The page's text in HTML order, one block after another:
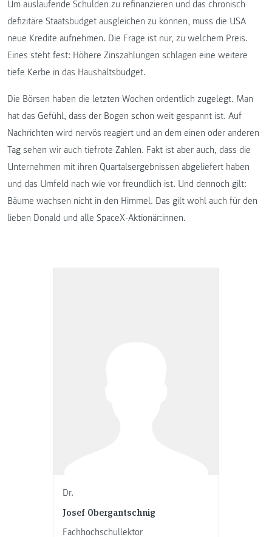
Dr.
Josef Obergantschnig
Fachhochschullektor
Um auslaufende Schulden zu refinanzieren und das chronisch
defizitäre Staatsbudget ausgleichen zu können, muss die USA
neue Kredite aufnehmen. Die Frage ist nur, zu welchem Preis.
Eines steht fest: Höhere Zinszahlungen schlagen eine weitere
tiefe Kerbe in das Haushaltsbudget.
Die Börsen haben die letzten Wochen ordentlich zugelegt. Man
hat das Gefühl, dass der Bogen schon weit gespannt ist. Auf
Nachrichten wird nervös reagiert und an dem einen oder anderen
Tag sehen wir auch tiefrote Zahlen. Fakt ist aber auch, dass die
Unternehmen mit ihren Quartalsergebnissen abgeliefert haben
und das Umfeld nach wie vor freundlich ist. Und dennoch gilt:
Bäume wachsen nicht in den Himmel. Das gilt wohl auch für den
lieben Donald und alle SpaceX-Aktionär:innen.